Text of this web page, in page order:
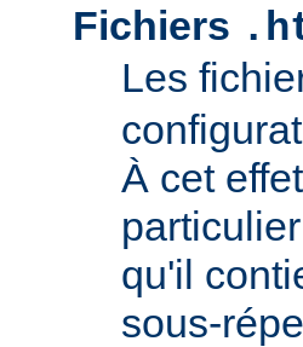
Fichiers
Les
À cet
qu'il
sous-